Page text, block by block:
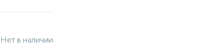
Нет в наличии